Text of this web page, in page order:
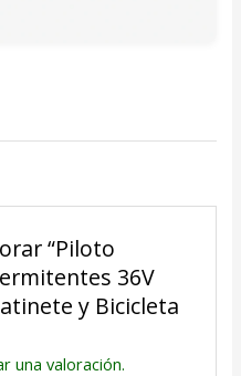
“Piloto
36V
y Bicicleta
una valoración.